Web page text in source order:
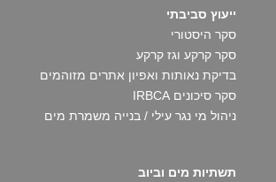
ייעוץ סביבתי
סקר היסטורי
סקר קרקע וגז קרקע
בדיקת נאותות ואפיון אתרים מזוהמים
סקר סיכונים IRBCA
ניהול מי נגר עילי / בנייה משמרת מים
תשתיות מים וביוב